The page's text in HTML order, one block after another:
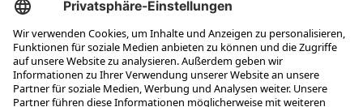
Karriere
Ausbildung
Berufseinsteiger & Erfahrene
Das bieten wir